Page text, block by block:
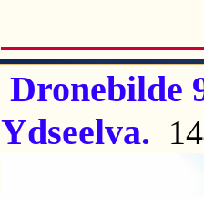
Dronebilde
Ydseelva.